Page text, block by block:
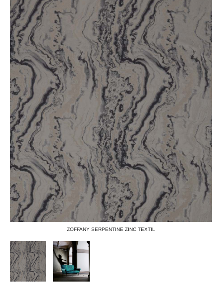
ZOFFANY SERPENTINE ZINC TEXTIL